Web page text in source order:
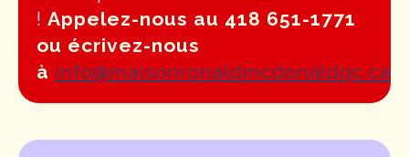
! Appelez-nous au 418 651-1771
ou écrivez-nous
à info@maisonronaldmcdonaldqc.ca